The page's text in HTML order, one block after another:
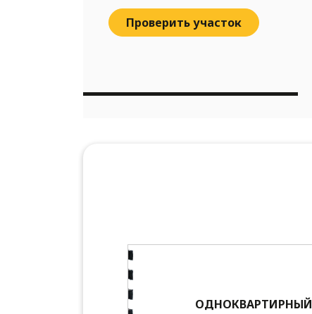
Проверить участок
ОДНОКВАРТИРНЫЙ